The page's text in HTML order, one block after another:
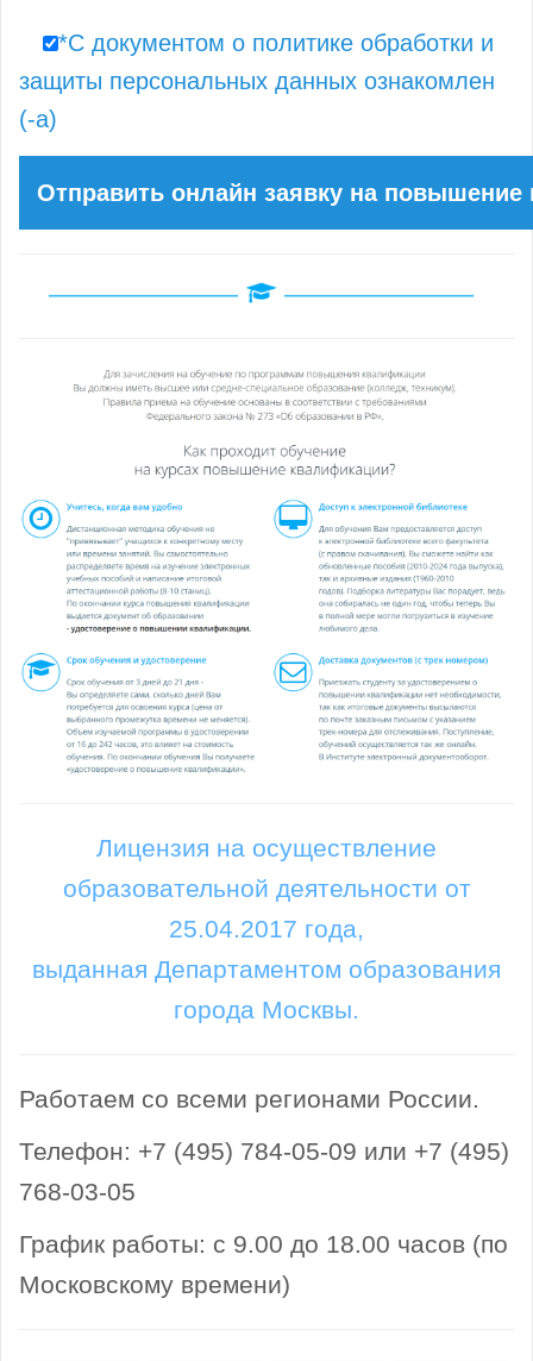
*С документом о политике обработки и
защиты персональных данных ознакомлен
(-а)
Лицензия на осуществление
образовательной деятельности от
25.04.2017 года,
выданная Департаментом образования
города Москвы.
Работаем со всеми регионами России.
Телефон: +7 (495) 784-05-09 или +7 (495)
768-03-05
График работы: с 9.00 до 18.00 часов (по
Московскому времени)